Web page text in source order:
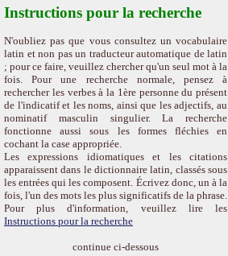
Instructions pour la recherche
N'oubliez pas que vous consultez un vocabulaire
latin et non pas un traducteur automatique de latin
; pour ce faire, veuillez chercher qu'un seul mot à la
fois. Pour une recherche normale, pensez à
rechercher les verbes à la 1ère personne du présent
de l'indicatif et les noms, ainsi que les adjectifs, au
nominatif masculin singulier. La recherche
fonctionne aussi sous les formes fléchies en
cochant la case appropriée.
Les expressions idiomatiques et les citations
apparaissent dans le dictionnaire latin, classés sous
les entrées qui les composent. Écrivez donc, un à la
fois, l'un des mots les plus significatifs de la phrase.
Pour plus d'information, veuillez lire les
Instructions pour la recherche
continue ci-dessous